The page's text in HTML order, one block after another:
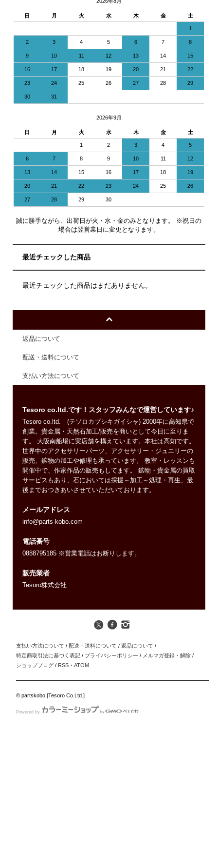
日 月 火 水 木 金 土
1
2 3 4 5 6 7 8
9 10 11 12 13 14 15
16 17 18 19 20 21 22
23 24 25 26 27 28 29
30 31
2026年9月
日 月 火 水 木 金 土
1 2 3 4 5
6 7 8 9 10 11 12
13 14 15 16 17 18 19
20 21 22 23 24 25 26
27 28 29 30
誠に勝手ながら、出荷日が火・水・金のみとなります。 ※祝日の
場合は翌営業日に変更となります。
最近チェックした商品
最近チェックした商品はまだありません。
返品について
配送・送料について
支払い方法について
Tesoro co.ltd.です！スタッフみんなで運営しています♪
Tesoro co.ltd. (テソロカブシキガイシャ) 2000年に高知県で
創業。貴金属・天然石加工/販売を商いとして今日に至りま
す。 大阪南船場に実店舗を構えています。本社は高知です。
世界中のアクセサリーパーツ、アクセサリー・ジュエリーの
販売、鉱物の加工や修理も承っています。 教室・レッスンも
開催中で、作家作品の販売もしてます。 鉱物・貴金属の買取
サービスもあり、石においては採掘～加工～処理・再生、最
後までおつきあいさせていただいております。
メールアドレス
info@parts-kobo.com
電話番号
0888795185 ※営業電話はお断りします。
販売業者
Tesoro株式会社
支払い方法について / 配送・送料について / 返品について /
特定商取引法に基づく表記 / プライバシーポリシー / メルマガ登録・解除 /
ショップブログ / RSS ・ATOM
© partskobo [Tesoro Co.Ltd.]
Powered by